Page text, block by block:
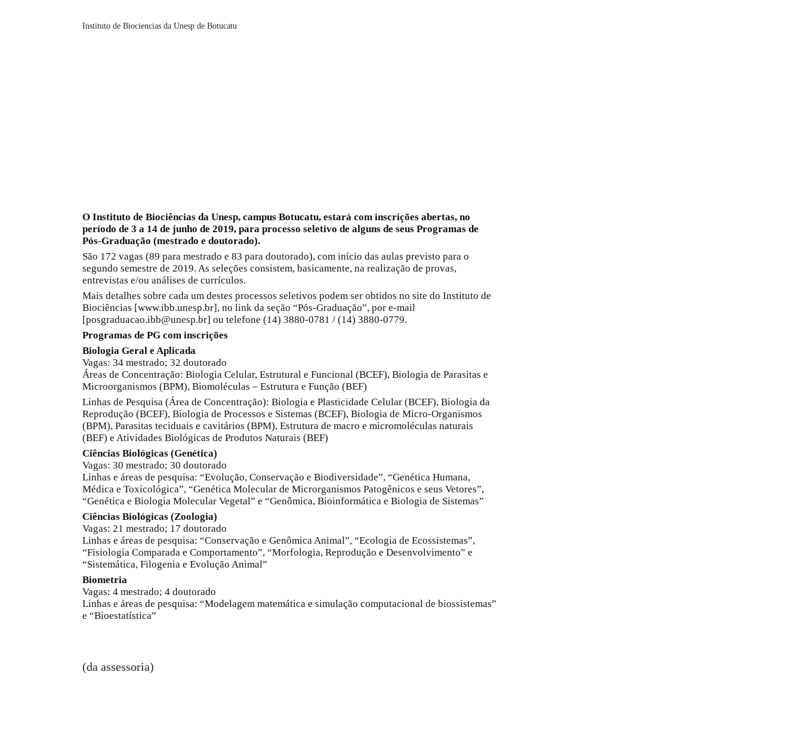
Instituto de Biociencias da Unesp de Botucatu
O Instituto de Biociências da Unesp, campus Botucatu, estará com inscrições abertas, no
período de 3 a 14 de junho de 2019, para processo seletivo de alguns de seus Programas de
Pós-Graduação (mestrado e doutorado).
São 172 vagas (89 para mestrado e 83 para doutorado), com início das aulas previsto para o
segundo semestre de 2019. As seleções consistem, basicamente, na realização de provas,
entrevistas e/ou análises de currículos.
Mais detalhes sobre cada um destes processos seletivos podem ser obtidos no site do Instituto de
Biociências [www.ibb.unesp.br], no link da seção “Pós-Graduação”, por e-mail
[posgraduacao.ibb@unesp.br] ou telefone (14) 3880-0781 / (14) 3880-0779.
Programas de PG com inscrições
Biologia Geral e Aplicada
Vagas: 34 mestrado; 32 doutorado
Áreas de Concentração: Biologia Celular, Estrutural e Funcional (BCEF), Biologia de Parasitas e
Microorganismos (BPM), Biomoléculas – Estrutura e Função (BEF)
Linhas de Pesquisa (Área de Concentração): Biologia e Plasticidade Celular (BCEF), Biologia da
Reprodução (BCEF), Biologia de Processos e Sistemas (BCEF), Biologia de Micro-Organismos
(BPM), Parasitas teciduais e cavitários (BPM), Estrutura de macro e micromoléculas naturais
(BEF) e Atividades Biológicas de Produtos Naturais (BEF)
Ciências Biológicas (Genética)
Vagas: 30 mestrado; 30 doutorado
Linhas e áreas de pesquisa: “Evolução, Conservação e Biodiversidade”, “Genética Humana,
Médica e Toxicológica”, “Genética Molecular de Microrganismos Patogênicos e seus Vetores”,
“Genética e Biologia Molecular Vegetal” e “Genômica, Bioinformática e Biologia de Sistemas”
Ciências Biológicas (Zoologia)
Vagas: 21 mestrado; 17 doutorado
Linhas e áreas de pesquisa: “Conservação e Genômica Animal”, “Ecologia de Ecossistemas”,
“Fisiologia Comparada e Comportamento”, “Morfologia, Reprodução e Desenvolvimento” e
“Sistemática, Filogenia e Evolução Animal”
Biometria
Vagas: 4 mestrado; 4 doutorado
Linhas e áreas de pesquisa: “Modelagem matemática e simulação computacional de biossistemas”
e “Bioestatística”
(da assessoria)